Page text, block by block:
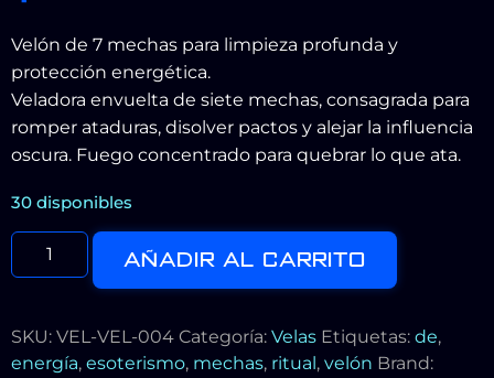
Velón de 7 mechas para limpieza profunda y
protección energética.
Veladora envuelta de siete mechas, consagrada para
romper ataduras, disolver pactos y alejar la influencia
oscura. Fuego concentrado para quebrar lo que ata.
30 disponibles
AÑADIR AL CARRITO
SKU: VEL-VEL-004 Categoría: Velas Etiquetas: de,
energía, esoterismo, mechas, ritual , velón Brand: